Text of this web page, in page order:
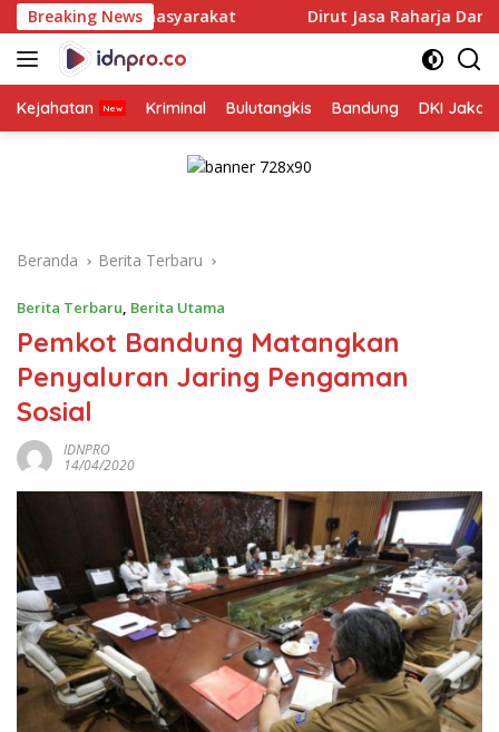
Langsung
ke
konten
Breaking News Dirut Jasa Raharja Dampingi Wamenhub
Kejahatan Kriminal Bulutangkis Bandung DKI
Beranda Berita Terbaru
Berita Terbaru, Berita Utama
Pemkot Bandung Matangkan
Penyaluran Jaring Pengaman
Sosial
IDNPRO
14/04/2020